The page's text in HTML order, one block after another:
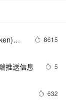
鉴
8615
推送信息 5
632